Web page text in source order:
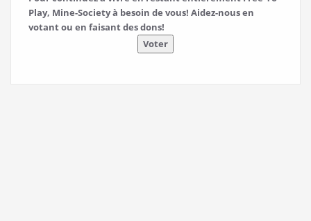
Play, Mine-Society à besoin de vous! Aidez-nous en
votant ou en faisant des dons!
Voter